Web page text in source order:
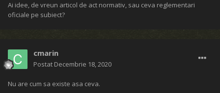
Ai idee, de vreun articol de act normativ, sau ceva reglementari
oficiale pe subiect?
cmarin
Postat Decembrie 18, 2020
Nu are cum sa existe asa ceva.